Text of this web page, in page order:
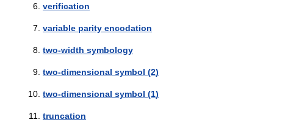
verification
variable parity encodation
two-width symbology
two-dimensional symbol (2)
two-dimensional symbol (1)
truncation